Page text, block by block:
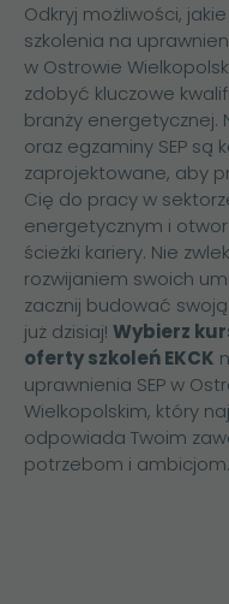
Odkryj możliwości,
szkolenia na
w Ostrowie
zdobyć kluczowe
branży energetycznej.
oraz egzaminy SEP są
zaprojektowane, aby
Cię do pracy w
energetycznym i
ścieżki kariery. Nie
rozwijaniem swoich
zacznij budować swoją
już dzisiaj! Wybierz
oferty szkoleń EKCK
uprawnienia SEPw
Wielkopolskim, który
odpowiada Twoim
potrzebom i ambicjom.